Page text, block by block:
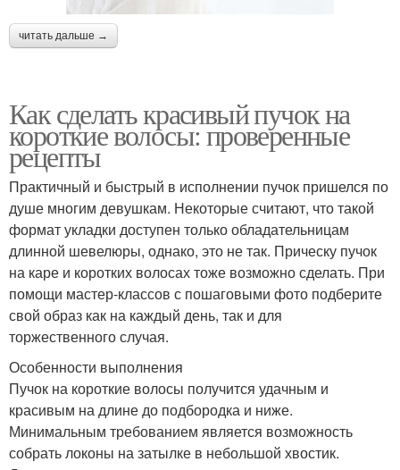
читать дальше →
Как сделать красивый пучок на
короткие волосы: проверенные
рецепты
Практичный и быстрый в исполнении пучок пришелся по
душе многим девушкам. Некоторые считают, что такой
формат укладки доступен только обладательницам
длинной шевелюры, однако, это не так. Прическу пучок
на каре и коротких волосах тоже возможно сделать. При
помощи мастер-классов с пошаговыми фото подберите
свой образ как на каждый день, так и для
торжественного случая.
Особенности выполнения
Пучок на короткие волосы получится удачным и
красивым на длине до подбородка и ниже.
Минимальным требованием является возможность
собрать локоны на затылке в небольшой хвостик.